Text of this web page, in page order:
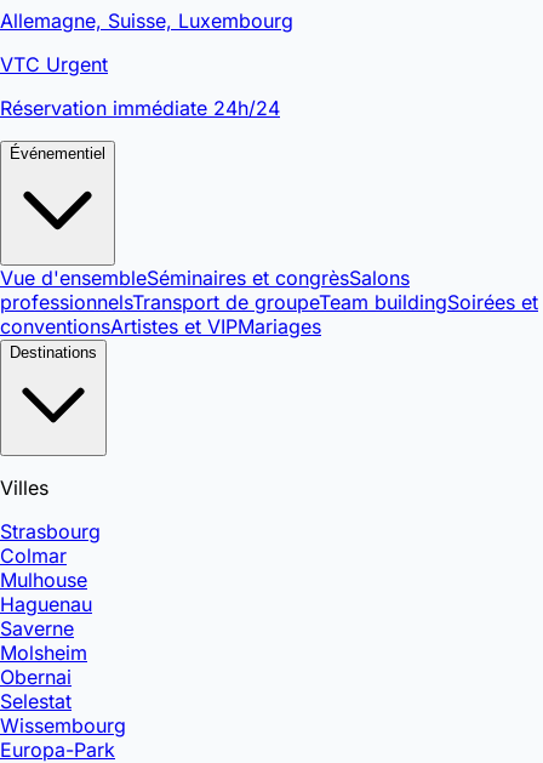
Allemagne, Suisse, Luxembourg
VTC Urgent
Réservation immédiate 24h/24
Événementiel
Vue d'ensembleSéminaires et congrèsSalons
professionnelsTransport de groupeTeam buildingSoirées et
conventionsArtistes et VIPMariages
Destinations
Villes
Strasbourg
Colmar
Mulhouse
Haguenau
Saverne
Molsheim
Obernai
Selestat
Wissembourg
Europa-Park